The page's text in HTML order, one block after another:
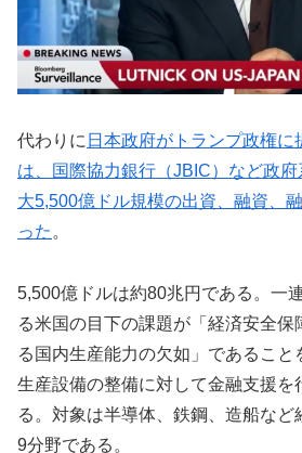
代わりに 日本政府がトランプ政権に
は、国際協力銀行（JBIC）など政
大5,500億ドル規模の出資、融資、
った 。
5,500億ドルは約80兆円である。一
る米国の目下の課題が「経済安全保
る国内生産能力の欠如」であるこ
生産設備の整備に対して金融支援を
る。対象は半導体、鉄鋼、造船など
9分野である。